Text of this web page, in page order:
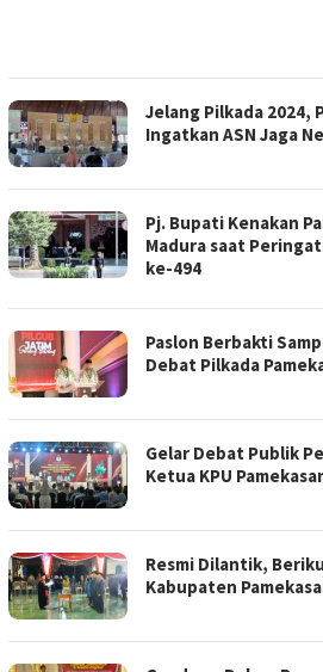
Jelang Pilkada 2024,
Ingatkan ASN Jaga
Pj. Bupati Kenakan
Madura saat
ke-494
Paslon Berbakti
Debat Pilkada
Gelar Debat Publik
Ketua KPU
Resmi Dilantik,
Kabupaten